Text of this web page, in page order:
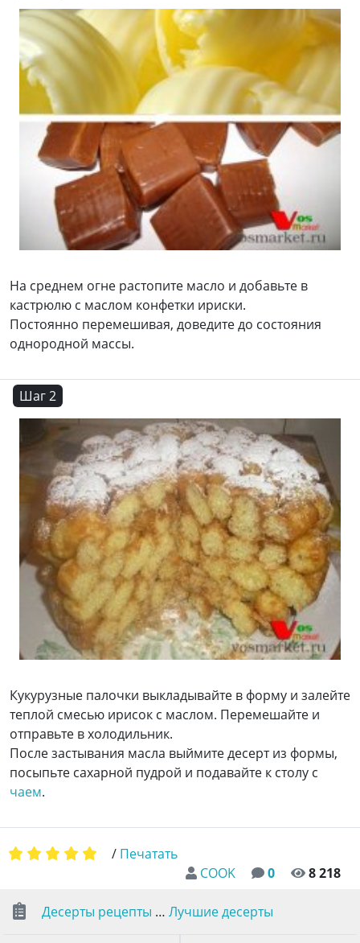
На среднем огне растопите масло и добавьте в
кастрюлю с маслом конфетки ириски.
Постоянно перемешивая, доведите до состояния
однородной массы.
Шаг 2
Кукурузные палочки выкладывайте в форму и залейте
теплой смесью ирисок с маслом. Перемешайте и
отправьте в холодильник.
После застывания масла выймите десерт из формы,
посыпьте сахарной пудрой и подавайте к столу с
чаем.
COOK 0 8 218
/ Печатать
Десерты рецепты … Лучшие десерты